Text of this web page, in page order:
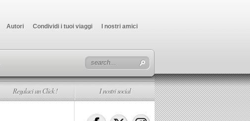
Autori Condividi i tuoi viaggi I nostri amici
Regalaci un Click ! I nostri social